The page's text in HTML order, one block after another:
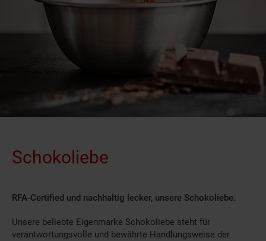
Schokoliebe
RFA-Certified und nachhaltig lecker, unsere Schokoliebe.
Unsere beliebte Eigenmarke Schokoliebe steht für
verantwortungsvolle und bewährte Handlungsweise der